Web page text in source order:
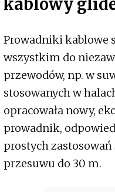
kablowy
Prowadniki kablowe
wszystkim do
przewodów, np. w
stosowanych w
opracowała nowy,
prowadnik,
prostych
przesuwu do 30 m.